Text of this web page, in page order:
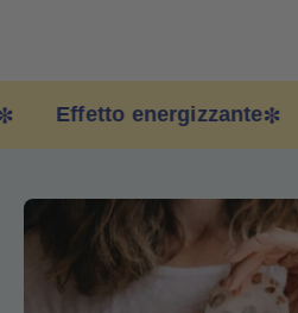
Effetto energizzante